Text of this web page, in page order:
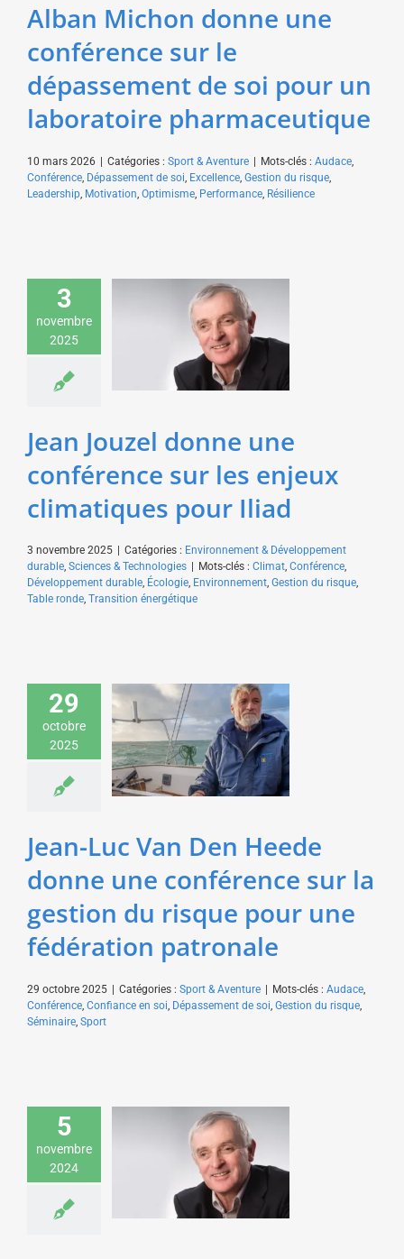
Alban Michon donne une
conférence sur le
dépassement de soi pour un
laboratoire pharmaceutique
10 mars 2026 | Catégories : Sport & Aventure | Mots-clés : Audace,
Conférence, Dépassement de soi, Excellence, Gestion du risque,
Leadership, Motivation, Optimisme, Performance, Résilience
3
novembre
2025
Jean Jouzel donne une
conférence sur les
enjeux climatiques
pour Iliad
Environnement &
Développement durable
Jean Jouzel donne une
conférence sur les enjeux
climatiques pour Iliad
3 novembre 2025 Catégories : Environnement & Développement
durable, Sciences & Technologies Mots-clés : Climat, Conférence,
Développement durable, Écologie, Environnement, Gestion du risque,
Table ronde, Transition énergétique
29
octobre
2025
Jean-Luc Van Den
Heede donne une
conférence sur la
gestion du risque pour
une fédération
patronale
Jean-Luc Van Den Heede
donne une conférence sur la
gestion du risque pour une
fédération patronale
29 octobre 2025 Catégories : Sport & Aventure Mots-clés : Audace,
Conférence, Confiance en soi, Dépassement de soi, Gestion du risque,
Séminaire, Sport
5
novembre
2024
conférence sur les
causes et les
conséquences du
dérèglement
climatique
Environnement &